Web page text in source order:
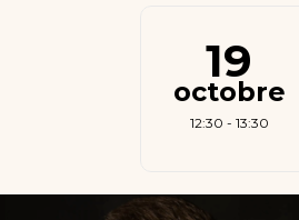
19
octobre
12:30 - 13:30